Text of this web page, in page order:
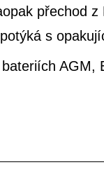
přechod
s
AGM,